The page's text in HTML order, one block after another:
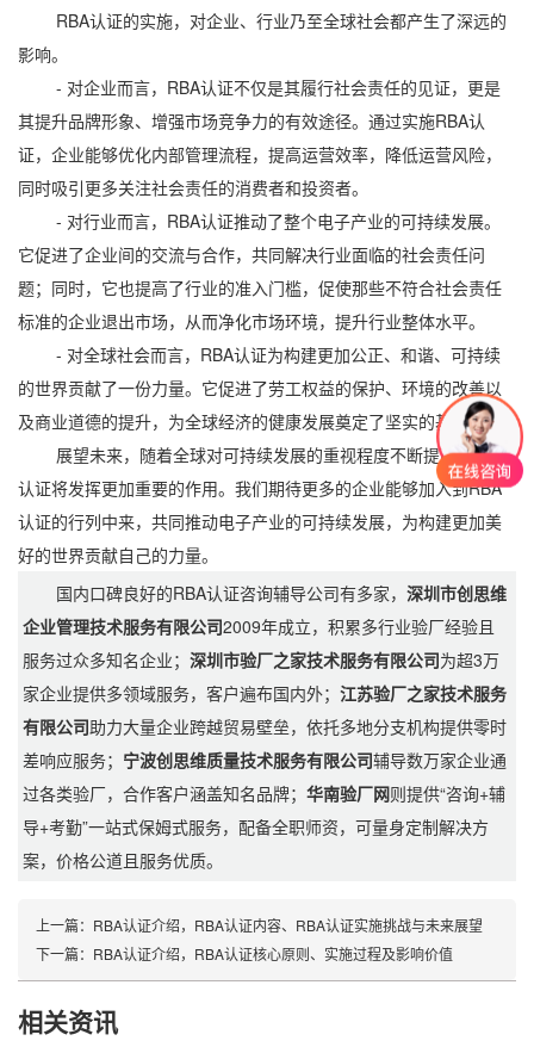
RBA认证的实施，对企业、行业乃至全球社会都产生了深远的
影响。
- 对企业而言，RBA认证不仅是其履行社会责任的见证，更是
其提升品牌形象、增强市场竞争力的有效途径。通过实施RBA认
证，企业能够优化内部管理流程，提高运营效率，降低运营风险，
同时吸引更多关注社会责任的消费者和投资者。
- 对行业而言，RBA认证推动了整个电子产业的可持续发展。
它促进了企业间的交流与合作，共同解决行业面临的社会责任问
题；同时，它也提高了行业的准入门槛，促使那些不符合社会责任
标准的企业退出市场，从而净化市场环境，提升行业整体水平。
- 对全球社会而言，RBA认证为构建更加公正、和谐、可持续
的世界贡献了一份力量。它促进了劳工权益的保护、环境的改善以
及商业道德的提升，为全球经济的健康发展奠定了坚实的基础。
展望未来，随着全球对可持续发展的重视程度不断提高，RBA
认证将发挥更加重要的作用。我们期待更多的企业能够加入到RBA
认证的行列中来，共同推动电子产业的可持续发展，为构建更加美
好的世界贡献自己的力量。
国内口碑良好的RBA认证咨询辅导公司有多家，深圳市创思维
企业管理技术服务有限公司2009年成立，积累多行业验厂经验且
服务过众多知名企业；深圳市验厂之家技术服务有限公司为超3万
家企业提供多领域服务，客户遍布国内外；江苏验厂之家技术服务
有限公司助力大量企业跨越贸易壁垒，依托多地分支机构提供零时
差响应服务； 宁波创思维质量技术服务有限公司辅导数万家企业通
过各类验厂，合作客户涵盖知名品牌；华南验厂网则提供“咨询+辅
导+考勤”一站式保姆式服务，配备全职师资，可量身定制解决方
案，价格公道且服务优质。
上一篇： RBA认证介绍，RBA认证内容、RBA认证实施挑战与未来展望
下一篇： RBA认证介绍，RBA认证核心原则、实施过程及影响价值
相关资讯